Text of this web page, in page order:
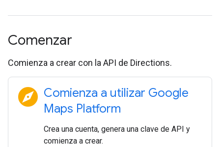
Comenzar
Comienza a crear con la API de Directions.
explore Comienza a utilizar Google
Maps Platform
Crea una cuenta, genera una clave de API y
comienza a crear.